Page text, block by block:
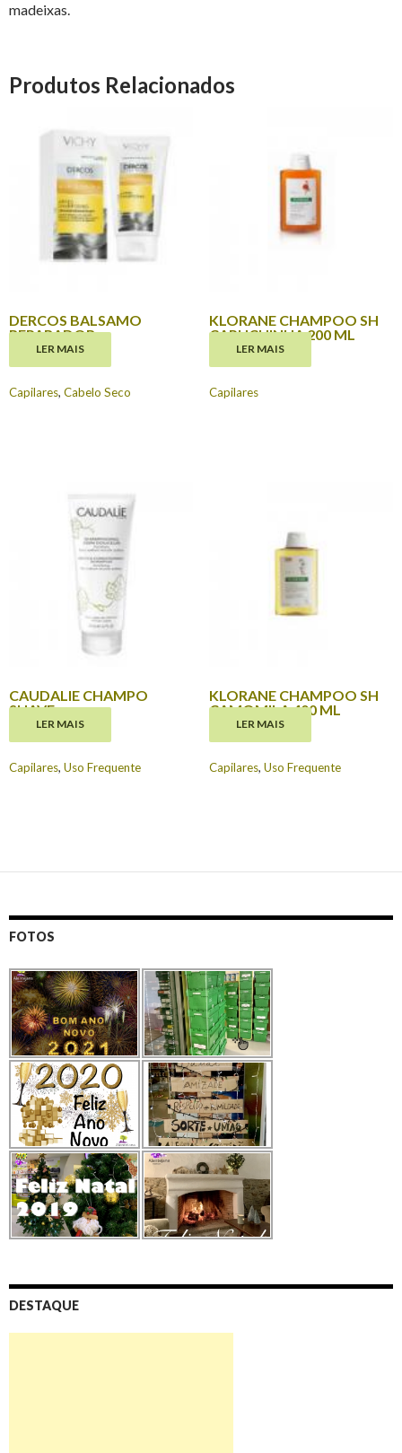
madeixas.
Produtos Relacionados
DERCOS BALSAMO
REPARADOR
11.95
LER MAIS
Capilares, Cabelo Seco
KLORANE CHAMPOO SH
CAPUCHINHA 200 ML
12.20
LER MAIS
Capilares
CAUDALIE CHAMPO
SUAVE
12.00
LER MAIS
Capilares, Uso Frequente
KLORANE CHAMPOO SH
CAMOMILA 400 ML
14.95
LER MAIS
Capilares, Uso Frequente
FOTOS
DESTAQUE